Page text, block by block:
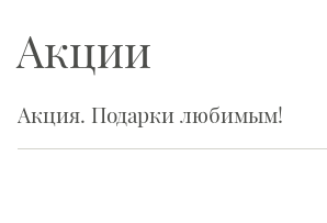
Акции
Акция. Подарки любимым!